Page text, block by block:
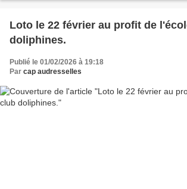
Loto le 22 février au profit de
doliphines.
Publié le 01/02/2026 à 19:18
Par cap audresselles